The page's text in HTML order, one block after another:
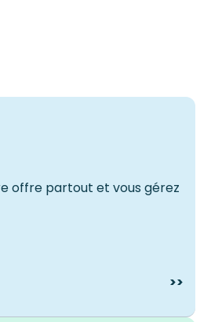
offre partout et vous gérez
>>
recruteurs en interne mais avez